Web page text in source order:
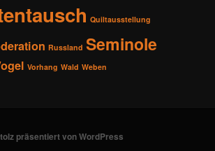
Quiltausstellung
Russland Seminole
Vorhang Wald Weben
präsentiert von WordPress